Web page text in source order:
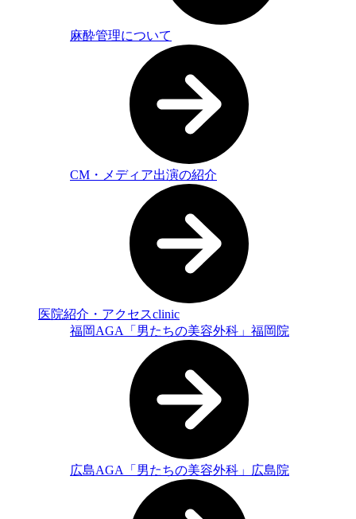
麻酔管理について
CM・メディア出演の紹介
医院紹介・アクセスclinic
福岡AGA「男たちの美容外科」福岡院
広島AGA「男たちの美容外科」広島院